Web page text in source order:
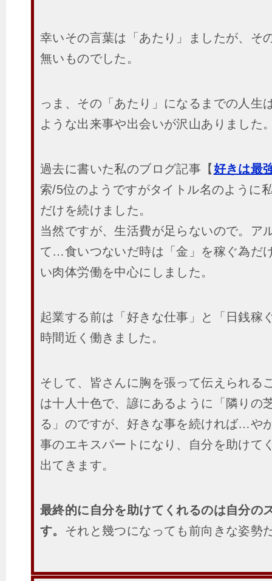
幸いその言葉は「あたり」ましたが、そ
無いものでした。
っま、その「あたり」になるまでの人生
ような出来事や出会いが沢山ありました
過去に書いた私のブログ記事【好きは最
索/5位のようですがタイトル名のように
だけを続けました。
当然ですが、生活費が足らないので。ア
て…食いつないだ時は「金」を稼ぐ為だ
い肉体労働を中心にしました。
起業する前は「好きな仕事」と「日銭稼
時間近く働きました。
そして、皆さんに胸を張って伝えられる
は十人十色で、諺にあるように「隣りの
る」のですが、好きな事を続ければ…や
事のエキスパートになり、自分を助けて
出てきます。
最終的に自分を助けてくれるのは自分の
す。 それと幾つになっても前向きな姿勢